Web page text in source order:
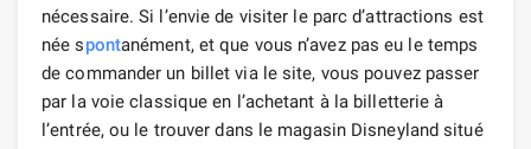
nécessaire. Si l’envie de visiter le parc d’attractions est
née spontanément, et que vous n’avez pas eu le temps
de commander un billet via le site, vous pouvez passer
par la voie classique en l’achetant à la billetterie à
l’entrée, ou le trouver dans le magasin Disneyland situé